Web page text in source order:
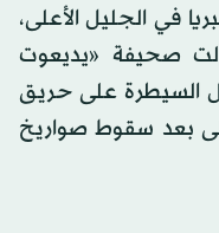
في الجليل الأعلى،
صحيفة «يديعوت
تحاول السيطرة على حريق
بعد سقوط صواريخ